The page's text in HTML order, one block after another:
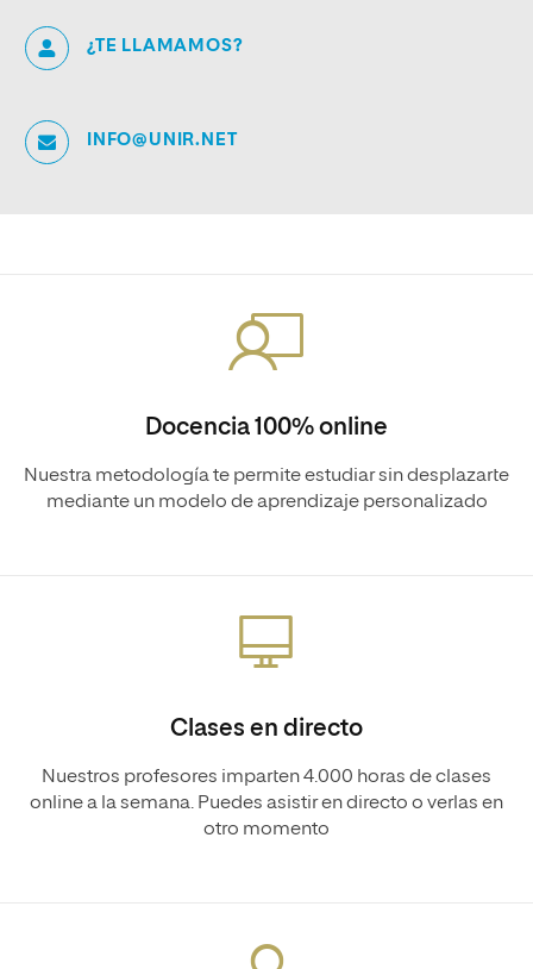
¿TE LLAMAMOS?
INFO@UNIR.NET
Docencia 100% online
Nuestra metodología te permite estudiar sin desplazarte
mediante un modelo de aprendizaje personalizado
Clases en directo
Nuestros profesores imparten 4.000 horas de clases
online a la semana. Puedes asistir en directo o verlas en
otro momento